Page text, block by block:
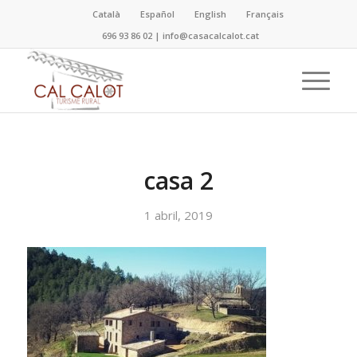
Català Español English
Français
696 93 86 02 |info@casacalcalot.cat
casa 2
1 abril, 2019